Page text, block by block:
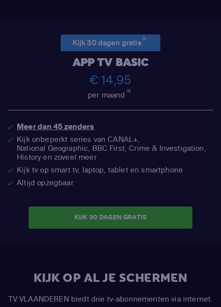
Kijk 30 dagen gratis(1)
APP TV BASIC
€ 14,95
per maand(2)
Meer dan 45 zenders
Kijk onbeperkt series van CANAL+,
National Geographic, BBC First, Crime & Investigation,
History en zoveel meer
Kijk tv op smart tv, laptop, tablet en smartphone
Altijd opzegbaar
KIJK 30 DAGEN GRATIS
KIJK OP AL JE SCHERMEN
TV VLAANDEREN biedt drie tv-abonnementen via internet.